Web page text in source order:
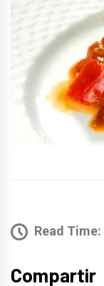
Read Time:
Compartir